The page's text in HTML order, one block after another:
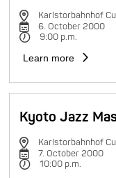
Karlstorbahnhof
6. October 2000
9:00 p.m.
Learn more
Kyoto Jazz
Karlstorbahnhof
7. October 2000
10:00 p.m.